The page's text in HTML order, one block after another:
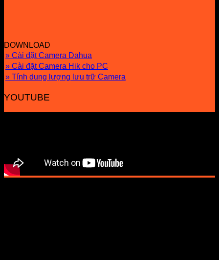
DOWNLOAD
» Cài đặt Camera Dahua
» Cài đặt Camera Hik cho PC
» Tính dung lượng lưu trữ Camera
YOUTUBE